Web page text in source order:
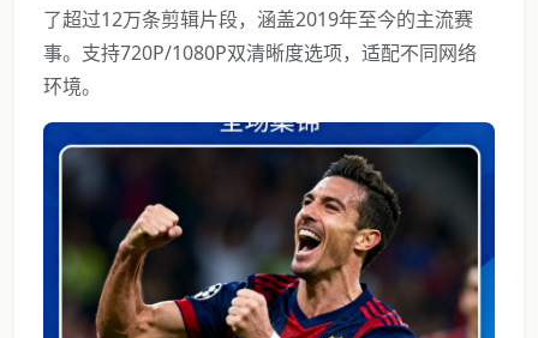
了超过12万条剪辑片段，涵盖2019年至今的主流赛
事。支持720P/1080P双清晰度选项，适配不同网络
环境。